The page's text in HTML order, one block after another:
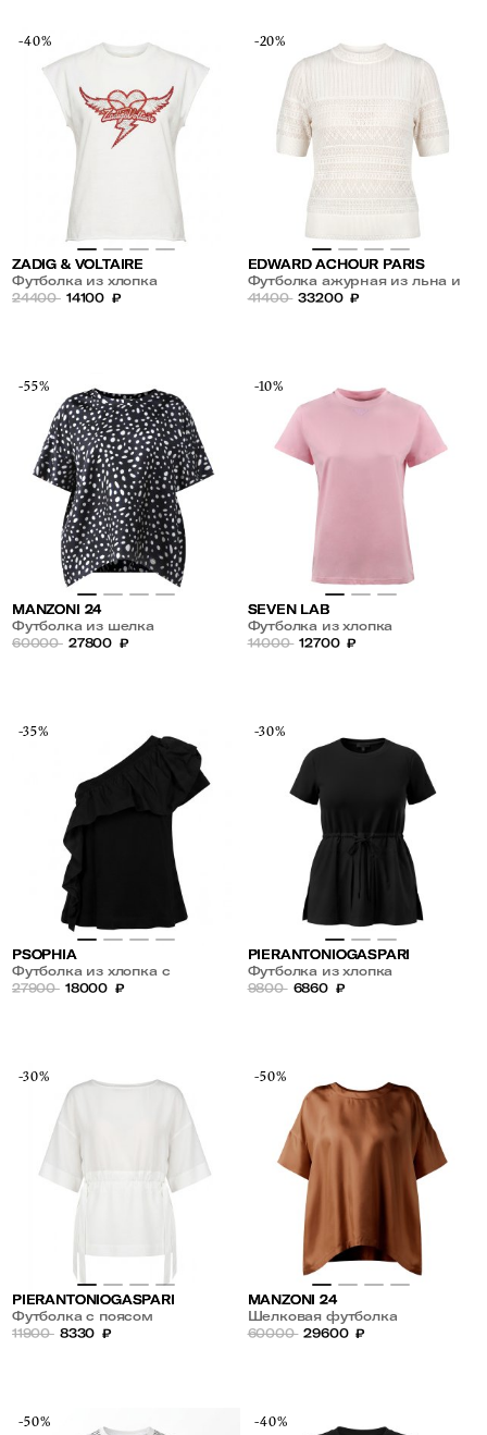
-40%
ZADIG & VOLTAIRE
Футболка из хлопка
24400 14100 ₽
-20%
EDWARD ACHOUR PARIS
Футболка ажурная из льна и
шелка
41400 33200 ₽
-55%
MANZONI 24
Футболка из шелка
60000 27800 ₽
-10%
SEVEN LAB
Футболка из хлопка
14000 12700 ₽
-35%
PSOPHIA
Футболка из хлопка с
вырезом на одно плечо
27900 18000 ₽
-30%
PIERANTONIOGASPARI
Футболка из хлопка
9800 6860 ₽
-30%
PIERANTONIOGASPARI
Футболка с поясом
11900 8330 ₽
-50%
MANZONI 24
Шелковая футболка
60000 29600 ₽
-50% -40%